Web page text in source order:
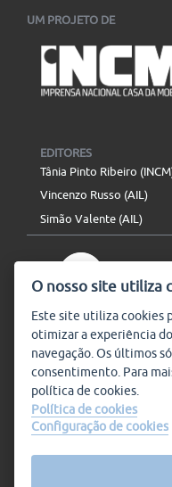
UM PROJETO DE
EDITORES
Tânia Pinto Ribeiro
Vincenzo Russo (AIL)
Simão Valente (AIL)
Subscrever
Condições de Utilização
O nosso site utiliza
Este site utilizacookies
otimizar a experiência
navegação. Os últimos
consentimento. Para
política decookies
Política de cookies
Configuração de cookies